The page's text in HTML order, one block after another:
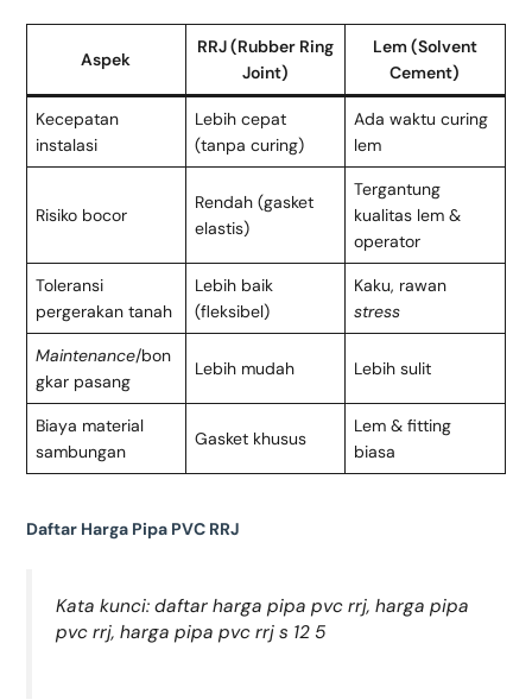
Aspek
RRJ (Rubber Ring
Joint)
Lem (Solvent
Cement)
Kecepatan
instalasi
Lebih cepat
(tanpa curing)
Ada waktu curing
lem
Risiko bocor
Rendah (gasket
elastis)
Tergantung
kualitas lem &
operator
Toleransi
pergerakan tanah
Lebih baik
(fleksibel)
Kaku, rawan
stress
Maintenance/bon
gkar pasang
Lebih mudah Lebih sulit
Biaya material
sambungan
Gasket khusus
Lem & fitting
biasa
Daftar Harga Pipa PVC RRJ
Kata kunci: daftar harga pipa pvc rrj, harga pipa
pvc rrj, harga pipa pvc rrj s 12 5